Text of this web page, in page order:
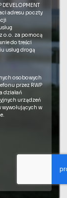
adresu poczty
o.o. za pomocą
do treści
usług drogą
osobowych
przez RWP
działań
urządzeń
w